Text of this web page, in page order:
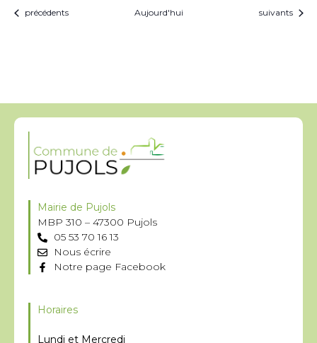
Évènements
précédents Aujourd'hui Évènements
suivants
Mairie de Pujols
MBP 310 – 47300 Pujols
05 53 70 16 13
Nous écrire
Notre page Facebook
Horaires
Lundi et Mercredi